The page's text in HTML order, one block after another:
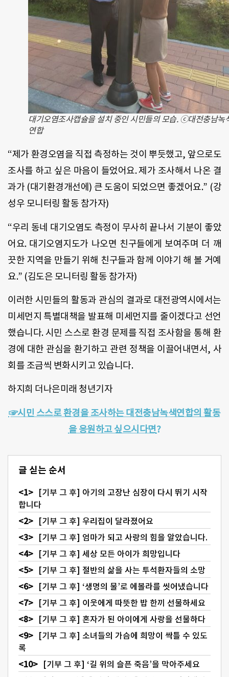
대기오염조사캡슐을 설치 중인 시민들의 모습. ⓒ대전충남녹
연합
“제가 환경오염을 직접 측정하는 것이 뿌듯했고, 앞으로도
조사를 하고 싶은 마음이 들었어요.제가 조사해서 나온 결
과가 (대기환경개선에 ) 큰 도움이 되었으면 좋겠어요.” (강
성우 모니터링 활동 참가자)
“우리 동네 대기오염도 측정이 무사히 끝나서 기분이 좋았
어요. 대기오염지도가 나오면 친구들에게 보여주며 더 깨
끗한 지역을 만들기 위해 친구들과 함께 이야기 해 볼 거예
요.” (김도은 모니터링 활동 참가자)
이러한 시민들의 활동과 관심의 결과로 대전광역시에서는
미세먼지 특별대책을 발표해 미세먼지를 줄이겠다고 선언
했습니다.시민 스스로 환경 문제를 직접 조사함을 통해 환
경에 대한 관심을 환기하고 관련 정책을 이끌어내면서, 사
회를 조금씩 변화시키고 있습니다.
하지희 더나은미래 청년기자
☞시민 스스로 환경을 조사하는 대전충남녹색연합의 활동
을 응원하고 싶으시다면?
글 싣는 순서
[기부 그 후] 아기의 고장난 심장이 다시 뛰기 시작
합니다
[기부 그 후] 우리집이 달라졌어요
[기부 그 후] 엄마가 되고 사랑의 힘을 알았습니다.
[기부 그 후] 세상 모든 아이가 희망입니다
[기부 그 후] 절반의 삶을 사는 투석환자들의 소망
[기부 그 후] ‘생명의 물’로 에볼라를 씻어냈습니다
[기부 그 후] 이웃에게 따뜻한 밥 한끼 선물하세요
[기부 그 후] 혼자가 된 아이에게 사랑을 선물하다
[기부 그 후] 소녀들의 가슴에 희망이 싹틀 수 있도
록
[기부 그 후] ‘길 위의 슬픈 죽음’을 막아주세요